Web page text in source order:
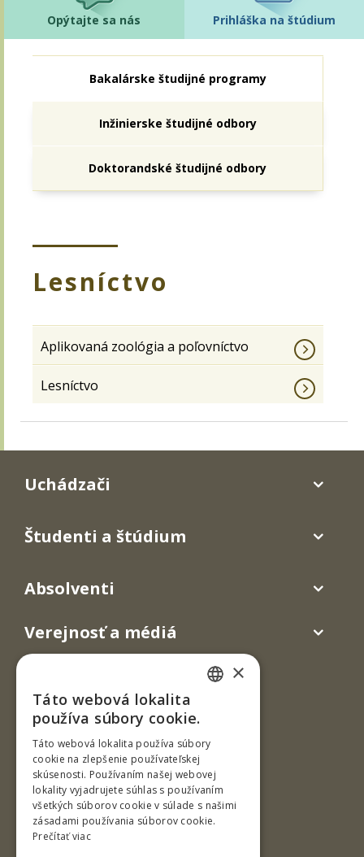
Opýtajte sa nás Prihláška na štúdium
Bakalárske študijné programy
Inžinierske študijné odbory
Doktorandské študijné odbory
Lesníctvo
Aplikovaná zoológia a poľovníctvo
Lesníctvo
Ul. T. G. Masaryka 24
960 01 Zvolen
Uchádzači
Študenti a štúdium
Absolventi
Verejnosť a médiá
×
Táto webová lokalita
používa súbory cookie.
Táto webová lokalita používa súbory
cookie na zlepšenie používateľskej
skúsenosti. Používaním našej webovej
lokality vyjadrujete súhlas s používaním
všetkých súborov cookie v súlade s našimi
zásadami používania súborov cookie.
Prečítať viac